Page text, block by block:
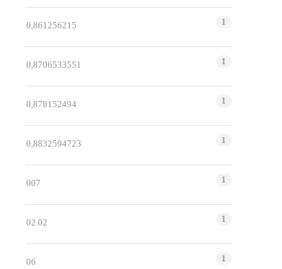
0,861256215 1
0,8706533551 1
0,878152494 1
0,8832594723 1
007 1
02.02 1
06 1